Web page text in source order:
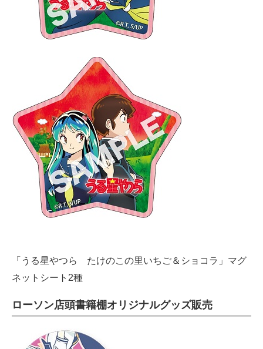
「うる星やつら たけのこの里いちご＆ショコラ」マグ
ネットシート2種
ローソン店頭書籍棚オリジナルグッズ販売